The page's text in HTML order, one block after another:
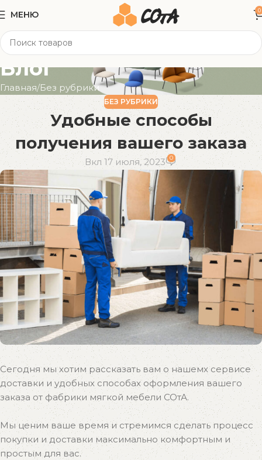
МЕНЮ 0
Блог
Главная Без рубрики
БЕЗ РУБРИКИ
Удобные способы
получения вашего заказа
Вкл 17 июля, 2023 0
Сегодня мы хотим рассказать вам о нашемх сервисе
доставки и удобных способах оформления вашего
заказа от фабрики мягкой мебели СОтА.
Мы ценим ваше время и стремимся сделать процесс
покупки и доставки максимально комфортным и
простым для вас.